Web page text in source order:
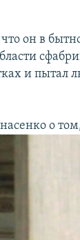
он в
и пытал
о